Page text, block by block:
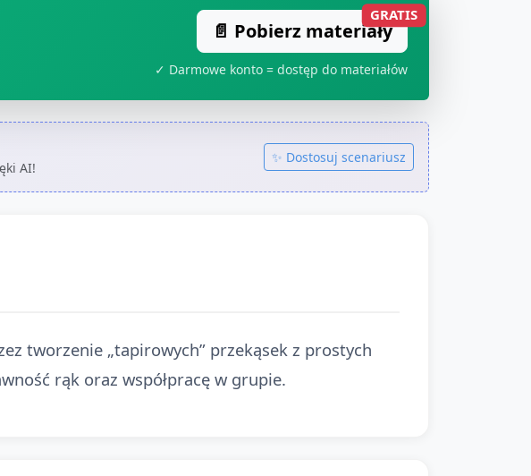
📄 Pobierz materiały
GRATIS
✓ Darmowe konto = dostęp do materiałów
AI!
✨ Dostosuj scenariusz
tworzenie „tapirowych” przekąsek z prostych
rąk oraz współpracę w grupie.